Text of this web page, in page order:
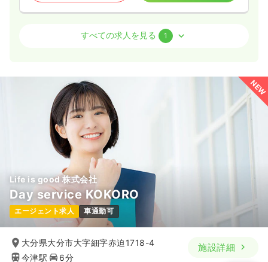
介護・福祉系正看護師 / 管理職
45.4〜53.6
※一例
8:30～17:30（休憩60分）
月給40万円以上可
気になる
すべての求人を見る 1
NEW
Life is good 株式会社
Day service KOKORO
エージェント求人 車通勤可
大分県大分市大字細字赤迫1718-4
今津駅
6分
施設詳細